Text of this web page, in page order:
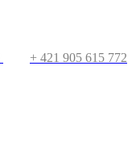
+ 421 905 615 772